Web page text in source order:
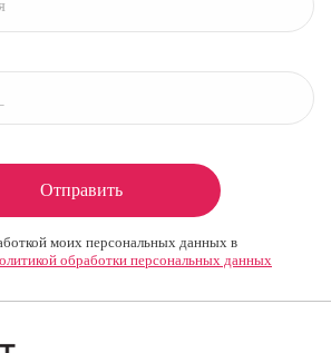
Отправить
моих персональных данных в
обработки персональных данных